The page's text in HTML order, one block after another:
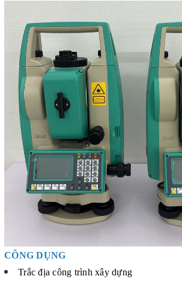
CÔNG DỤNG
Trắc địa công trình xây dựng